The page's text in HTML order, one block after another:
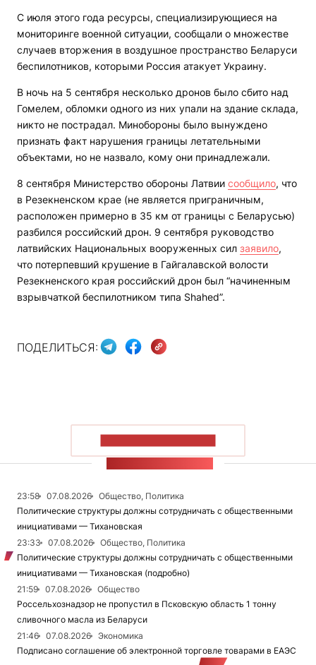
С июля этого года ресурсы, специализирующиеся на
мониторинге военной ситуации, сообщали о множестве
случаев вторжения в воздушное пространство Беларуси
беспилотников, которыми Россия атакует Украину.
В ночь на 5 сентября несколько дронов было сбито над
Гомелем, обломки одного из них упали на здание склада,
никто не пострадал. Минобороны было вынуждено
признать факт нарушения границы летательными
объектами, но не назвало, кому они принадлежали.
8 сентября Министерство обороны Латвии сообщило, что
в Резекненском крае (не является приграничным,
расположен примерно в 35 км от границы с Беларусью)
разбился российский дрон. 9 сентября руководство
латвийских Национальных вооруженных сил заявило,
что потерпевший крушение в Гайгалавской волости
Резекненского края российский дрон был “начиненным
взрывчаткой беспилотником типа Shahed”.
ПОДЕЛИТЬСЯ:
23:58 07.08.2026
Общество, Политика
Политические структуры должны сотрудничать с общественными
инициативами — Тихановская
23:33
07.08.2026
Общество, Политика
Политические структуры должны сотрудничать с общественными
инициативами — Тихановская (подробно)
21:59
07.08.2026
Общество
Россельхознадзор не пропустил в Псковскую область 1 тонну
сливочного масла из Беларуси
21:46
07.08.2026
Экономика
Подписано соглашение об электронной торговле товарами в ЕАЭС